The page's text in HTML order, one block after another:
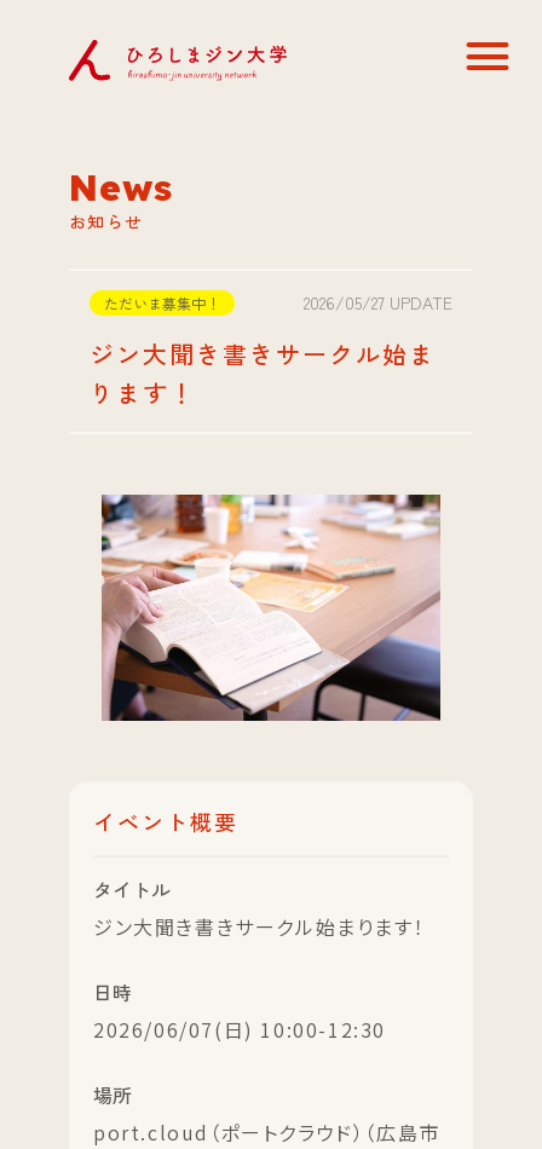
News
お知らせ
ただいま募集中！ 2026/05/27 UPDATE
ジン大聞き書きサークル始ま
ります！
イベント概要
タイトル
ジン大聞き書きサークル始まります！
日時
2026/06/07(日) 10:00-12:30
場所
port.cloud（ポートクラウド）（広島市